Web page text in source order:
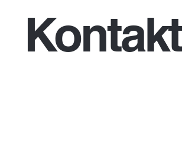
Kontakt